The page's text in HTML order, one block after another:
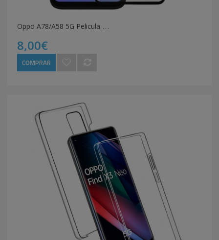
O
ppo A78/A58 5G Pelicula 3D de Vidro Temperado
8,00€
COMPRAR